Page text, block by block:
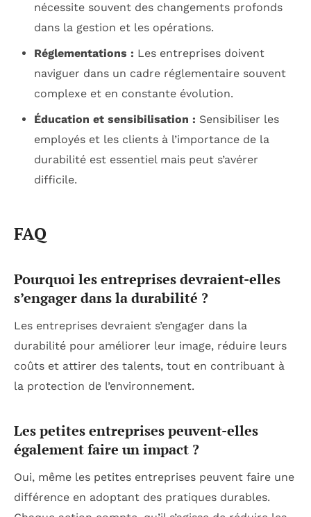
nécessite souvent des changements profonds
dans la gestion et les opérations.
Réglementations : Les entreprises doivent
naviguer dans un cadre réglementaire souvent
complexe et en constante évolution.
Éducation et sensibilisation : Sensibiliser les
employés et les clients à l’importance de la
durabilité est essentiel mais peut s’avérer
difficile.
FAQ
Pourquoi les entreprises devraient-elles
s’engager dans la durabilité ?
Les entreprises devraient s’engager dans la
durabilité pour améliorer leur image, réduire leurs
coûts et attirer des talents, tout en contribuant à
la protection de l’environnement.
Les petites entreprises peuvent-elles
également faire un impact ?
Oui, même les petites entreprises peuvent faire une
différence en adoptant des pratiques durables.